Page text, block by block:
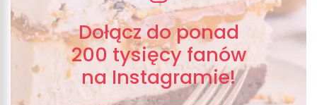
Dołącz do ponad
200 tysięcy fanów
na Instagramie!